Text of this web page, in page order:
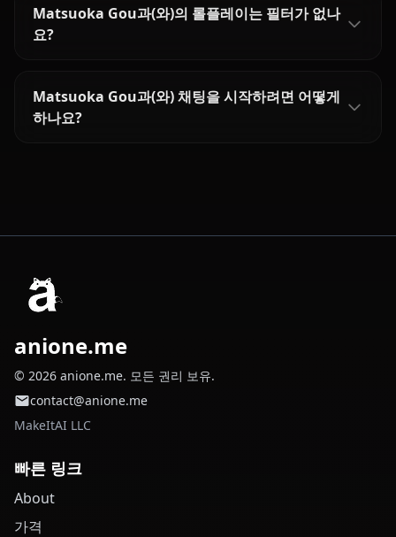
Matsuoka Gou과(와)의 롤플레이는 필터가 없나
요?
Matsuoka Gou과(와) 채팅을 시작하려면 어떻게
하나요?
anione.me
© 2026 anione.me. 모든 권리 보유.
contact@anione.me
MakeItAI LLC
빠른 링크
About
가격